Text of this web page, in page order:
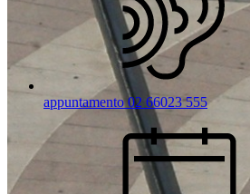
appuntamento 02 66023 555